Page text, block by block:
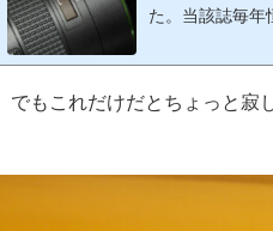
た。当該誌毎年
でもこれだけだとちょっと寂